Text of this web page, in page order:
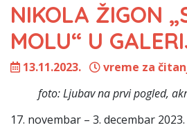
NIKOLA ŽIGON
MOLU“ U
13.11.2023.
vreme za
foto: Ljubav na prvi pogled,
17. novembar – 3. decembar